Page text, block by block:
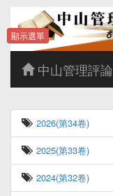
中山管理評論
2026(第34卷)
2025(第33卷)
2024(第32卷)
顯示選單